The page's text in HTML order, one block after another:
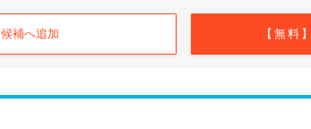
【無料
候補へ追加